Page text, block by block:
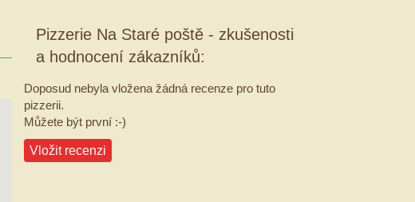
Pizzerie Na Staré poště - zkušenosti
a hodnocení zákazníků:
Doposud nebyla vložena žádná recenze pro tuto
pizzerii.
Můžete být první :-)
Vložit recenzi